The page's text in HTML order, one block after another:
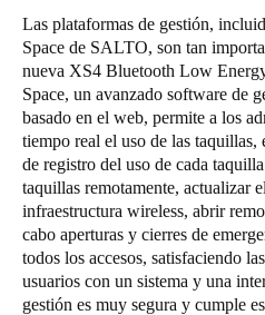
Las plataformas de gestión,
Space de SALTO, son tan
nueva XS4 Bluetooth Low
Space, un avanzado software de
basado en el web, permite a los
tiempo real el uso de las
de registro del uso de cada
taquillas remotamente, actualizar
infraestructura wireless, abrir
cabo aperturas y cierres de
todos los accesos, satisfaciendo
usuarios con un sistema y una
gestión es muy segura y cumple